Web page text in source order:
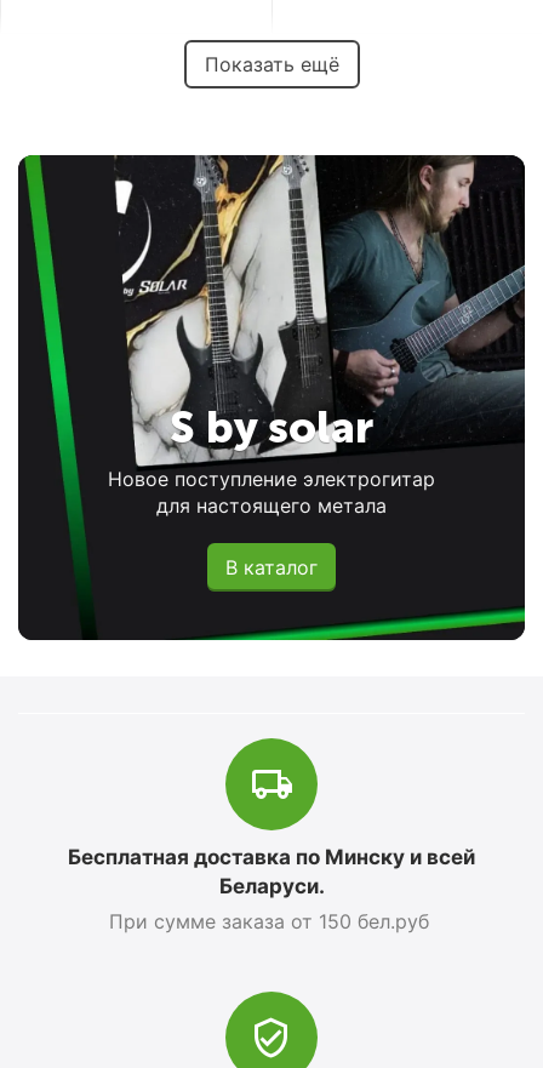
Показать ещё
S by solar
Новое поступление электрогитар
для настоящего метала
В каталог
Бесплатная доставка по Минску и всей
Беларуси.
При сумме заказа от 150 бел.руб